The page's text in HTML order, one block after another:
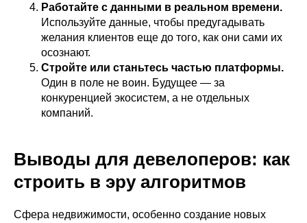
Работайте с данными в реальном времени.
Используйте данные, чтобы предугадывать
желания клиентов еще до того, как они сами их
осознают.
Стройте или станьтесь частью платформы.
Один в поле не воин. Будущее — за
конкуренцией экосистем, а не отдельных
компаний.
Выводы для девелоперов: как
строить в эру алгоритмов
Сфера недвижимости, особенно создание новых